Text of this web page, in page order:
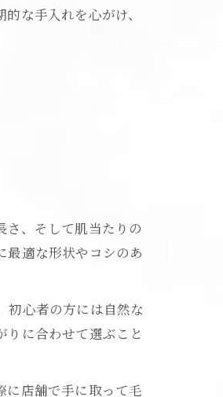
な手入れを心がけ、
さ、そして肌当たりの
最適な形状やコシのあ
初心者の方には自然な
に合わせて選ぶこと
に店舗で手に取って毛